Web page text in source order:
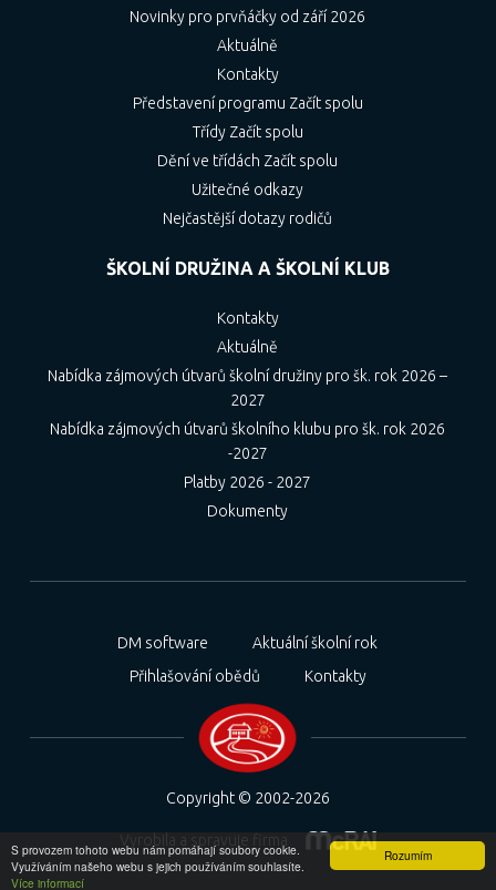
Rozumím
S provozem tohoto webu nám pomáhají soubory cookie.
Využíváním našeho webu s jejich používáním souhlasíte.
Více informací
Novinky pro prvňáčky od září 2026
Aktuálně
Kontakty
Představení programu Začít spolu
Třídy Začít spolu
Dění ve třídách Začít spolu
Užitečné odkazy
Nejčastější dotazy rodičů
ŠKOLNÍ DRUŽINA A ŠKOLNÍ KLUB
Kontakty
Aktuálně
Nabídka zájmových útvarů školní družiny pro šk. rok 2026 –
2027
Nabídka zájmových útvarů školního klubu pro šk. rok 2026
-2027
Platby 2026 - 2027
Dokumenty
DM software
Aktuální školní rok
Přihlašování obědů
Kontakty
Copyright © 2002-2026
Vyrobila a spravuje firma